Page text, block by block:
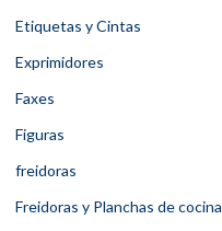
Etiquetas y Cintas
Exprimidores
Faxes
Figuras
freidoras
Freidoras y Planchas de cocina